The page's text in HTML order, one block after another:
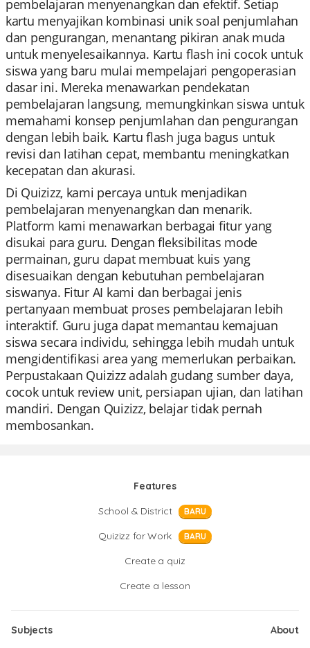
pembelajaran menyenangkan dan efektif. Setiap
kartu menyajikan kombinasi unik soal penjumlahan
dan pengurangan, menantang pikiran anak muda
untuk menyelesaikannya. Kartu flash ini cocok untuk
siswa yang baru mulai mempelajari pengoperasian
dasar ini. Mereka menawarkan pendekatan
pembelajaran langsung, memungkinkan siswa untuk
memahami konsep penjumlahan dan pengurangan
dengan lebih baik. Kartu flash juga bagus untuk
revisi dan latihan cepat, membantu meningkatkan
kecepatan dan akurasi.
Di Quizizz, kami percaya untuk menjadikan
pembelajaran menyenangkan dan menarik.
Platform kami menawarkan berbagai fitur yang
disukai para guru. Dengan fleksibilitas mode
permainan, guru dapat membuat kuis yang
disesuaikan dengan kebutuhan pembelajaran
siswanya. Fitur AI kami dan berbagai jenis
pertanyaan membuat proses pembelajaran lebih
interaktif. Guru juga dapat memantau kemajuan
siswa secara individu, sehingga lebih mudah untuk
mengidentifikasi area yang memerlukan perbaikan.
Perpustakaan Quizizz adalah gudang sumber daya,
cocok untuk review unit, persiapan ujian, dan latihan
mandiri. Dengan Quizizz, belajar tidak pernah
membosankan.
Features
School & District
BARU
Quizizz for Work BARU
Create a quiz
Create a lesson
Subjects
About